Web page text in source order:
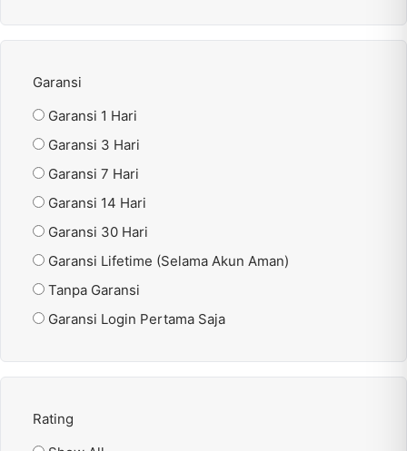
Garansi
Garansi 1 Hari
Garansi 3 Hari
Garansi 7 Hari
Garansi 14 Hari
Garansi 30 Hari
Garansi Lifetime (Selama Akun Aman)
Tanpa Garansi
Garansi Login Pertama Saja
Rating